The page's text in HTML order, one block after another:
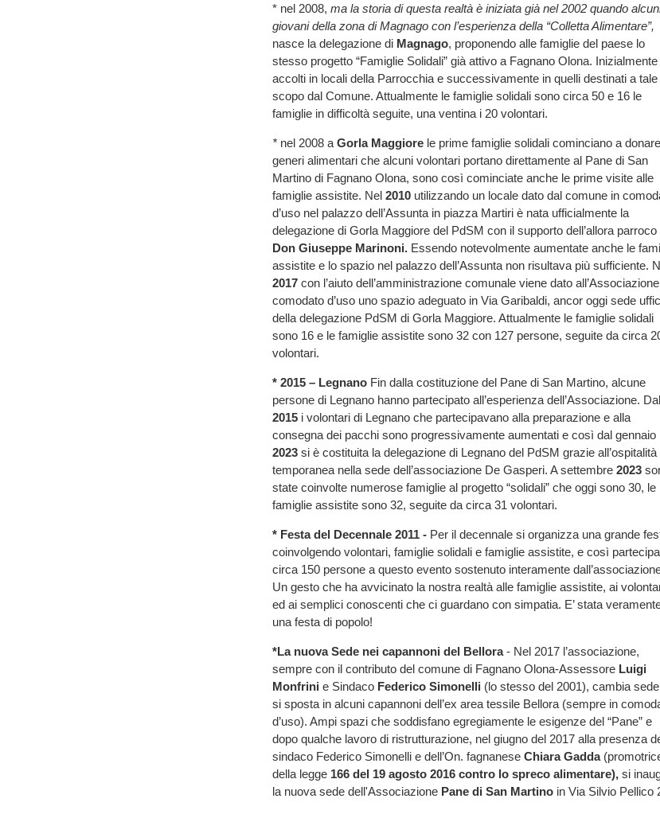
* nel 2008, ma la storia di questa realtà è iniziata già nel 2002 quando
giovani della zona di Magnago con l’esperienza della “Colletta Alimentare”,
nasce la delegazione di Magnago, proponendo alle famiglie del paese lo
stesso progetto “Famiglie Solidali” già attivo a Fagnano Olona. Inizialmente
accolti in locali della Parrocchia e successivamente in quelli destinati a tale
scopo dal Comune. Attualmente le famiglie solidali sono circa 50 e 16 le
famiglie in difficoltà seguite, una ventina i 20 volontari.
* nel 2008 a Gorla Maggiore le prime famiglie solidali cominciano a donare
generi alimentari che alcuni volontari portano direttamente al Pane di San
Martino di Fagnano Olona, sono così cominciate anche le prime visite alle
famiglie assistite. Nel 2010 utilizzando un locale dato dal comune in
d’uso nel palazzo dell’Assunta in piazza Martiri è nata ufficialmente la
delegazione di Gorla Maggiore del PdSM con il supporto dell’allora parroco
Don Giuseppe Marinoni. Essendo notevolmente aumentate anche le
assistite e lo spazio nel palazzo dell’Assunta non risultava più sufficiente.
2017 con l’aiuto dell’amministrazione comunale viene dato
comodato d’uso uno spazio adeguato in Via Garibaldi, ancor oggi sede
della delegazione PdSM di Gorla Maggiore. Attualmente le famiglie solidali
sono 16 e le famiglie assistite sono 32 con 127 persone, seguite da circa
volontari.
* 2015 – Legnano Fin dalla costituzione del Pane di San Martino, alcune
persone di Legnano hanno partecipato all’esperienza dell’Associazione. Dal
2015 i volontari di Legnano che partecipavano alla preparazione e alla
consegna dei pacchi sono progressivamente aumentati e così dal gennaio
2023 si è costituita la delegazione di Legnano del PdSM grazie all’ospitalità
temporanea nella sede dell’associazione De Gasperi. A settembre 2023
state coinvolte numerose famiglie al progetto “solidali” che oggi sono 30, le
famiglie assistite sono 32, seguite da circa 31 volontari.
* Festa del Decennale 2011 - Per il decennale si organizza una grande
coinvolgendo volontari, famiglie solidali e famiglie assistite, e così
circa 150 persone a questo evento sostenuto interamente
Un gesto che ha avvicinato la nostra realtà alle famiglie assistite, ai
ed ai semplici conoscenti che ci guardano con simpatia. E’ stata
una festa di popolo!
*La nuova Sede nei capannoni del Bellora- Nel 2017 l’associazione,
sempre con il contributo del comune di Fagnano Olona-Assessore Luigi
Monfrini e Sindaco Federico Simonelli (lo stesso del 2001), cambia
si sposta in alcuni capannoni dell’ex area tessile Bellora (sempre in
d’uso). Ampi spazi che soddisfano egregiamente le esigenze del “Pane” e
dopo qualche lavoro di ristrutturazione, nel giugno del 2017 alla presenza
sindaco Federico Simonelli e dell’On. fagnanese Chiara Gadda
della legge 166 del 19 agosto 2016 contro lo spreco alimentare), si
la nuova sede dell'Associazione Pane di San Martino in Via Silvio Pellico